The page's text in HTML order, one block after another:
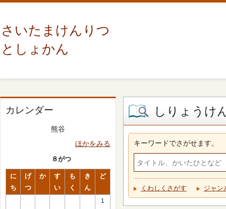
さいたまけんりつ
としょかん
カレンダー
熊谷
ほかをみる
８がつ
に
ち
げ
つ
か
す
い
も
く
き
ん
ど
1
しりょうけ
キーワードでさがせます。
くわしくさがす ジャン